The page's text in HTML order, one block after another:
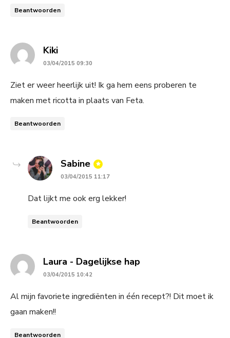
Beantwoorden
Kikisays:
03/04/2015 09:30
Ziet er weer heerlijk uit! Ik ga hem eens proberen te
maken met ricotta in plaats van Feta.
Beantwoorden
Sabine says:
03/04/2015 11:17
Dat lijkt me ook erg lekker!
Beantwoorden
Laura - Dagelijkse hap
03/04/2015 10:42
Al mijn favoriete ingrediënten in één recept?! Dit moet ik
gaan maken!!
Beantwoorden